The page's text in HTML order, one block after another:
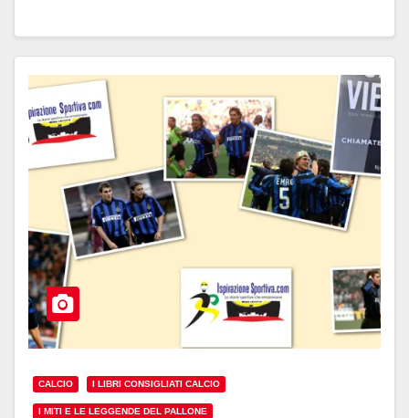
CALCIO I LIBRI CONSIGLIATI CALCIO
I MITI E LE LEGGENDE DEL PALLONE